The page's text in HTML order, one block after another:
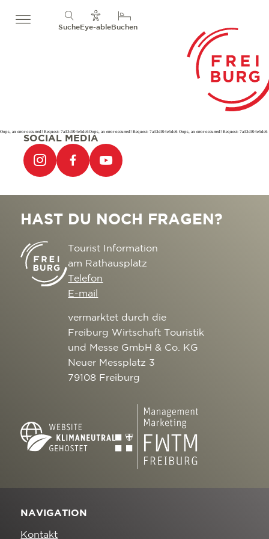
SucheEye-ableBuchen
Oops, an error occurred! Request: 7a33df04e5dc6Oops, an error occurred! Request: 7a33df04e5dc6 Oops, an error occurred! Request: 7a33df04e5dc6
SOCIAL MEDIA
HAST DU NOCH FRAGEN?
Tourist Information
am Rathausplatz
Telefon
E-mail
vermarktet durch die
Freiburg Wirtschaft Touristik
und Messe GmbH & Co. KG
Neuer Messplatz 3
79108 Freiburg
NAVIGATION
Kontakt